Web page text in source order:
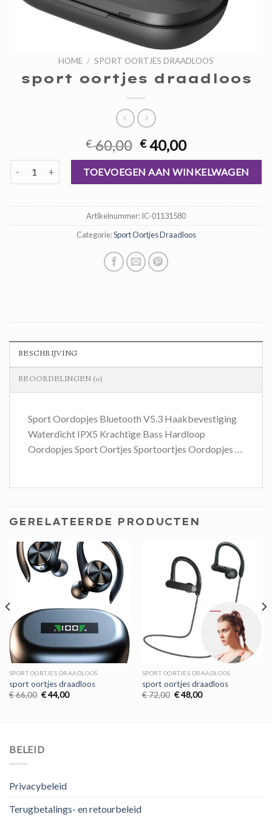
HOME / SPORT OORTJES DRAADLOOS
sport oortjes draadloos
€60,00 Oorspronkelijke
prijs
was:
€ 60,00.
€40,00Huidige
prijs
is:
€ 40,00.
sport oortjes draadloos aantalTOEVOEGEN AAN WINKELWAGEN
Artikelnummer:IC-01131580
Categorie:Sport Oortjes Draadloos
BESCHRIJVING
BEOORDELINGEN (0)
Sport Oordopjes Bluetooth V5.3 Haakbevestiging
Waterdicht IPX5 Krachtige Bass Hardloop
Oordopjes Sport Oortjes Sportoortjes Oordopjes …
GERELATEERDE PRODUCTEN
SPORT OORTJES DRAADLOOS
sport oortjes draadloos
€66,00 Oorspronkelijke
€44,00Huidige
SPORT OORTJES DRAADLOOS
sport oortjes draadloos
€72,00 Oorspronkelijke
€48,00Huidige
BELEID
Privacybeleid
Terugbetalings- en retourbeleid